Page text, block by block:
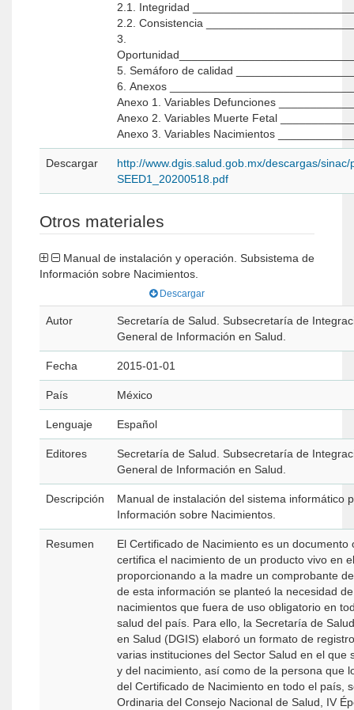
2.1. Integridad
2.2. Consistencia
3.
5. Semáforo de calidad
6. Anexos
Anexo 1. Variables Defunciones
Anexo 2. Variables Muerte Fetal
Anexo 3. Variables Nacimientos
Descargar
http://www.dgis.salud.gob.mx/descargas/
SEED1_20200518.pdf
Otros materiales
Información sobre Nacimientos.
Descargar
Autor
Secretaría de Salud. Subsecretaría de
General de Información en Salud.
Fecha 2015-01-01
País México
Lenguaje Español
Editores
Secretaría de Salud. Subsecretaría de
General de Información en Salud.
Descripción
Manual de instalación del sistema informático
Información sobre Nacimientos.
Resumen
El Certificado de Nacimiento es un
certifica el nacimiento de un producto vivo en
proporcionando a la madre un comprobante
de esta información se planteó la necesidad
nacimientos que fuera de uso obligatorio en
salud del país. Para ello, la Secretaría de
en Salud (DGIS) elaboró un formato de
varias instituciones del Sector Salud en el
y del nacimiento, así como de la persona que
del Certificado de Nacimiento en todo el país,
Ordinaria del Consejo Nacional de Salud, IV